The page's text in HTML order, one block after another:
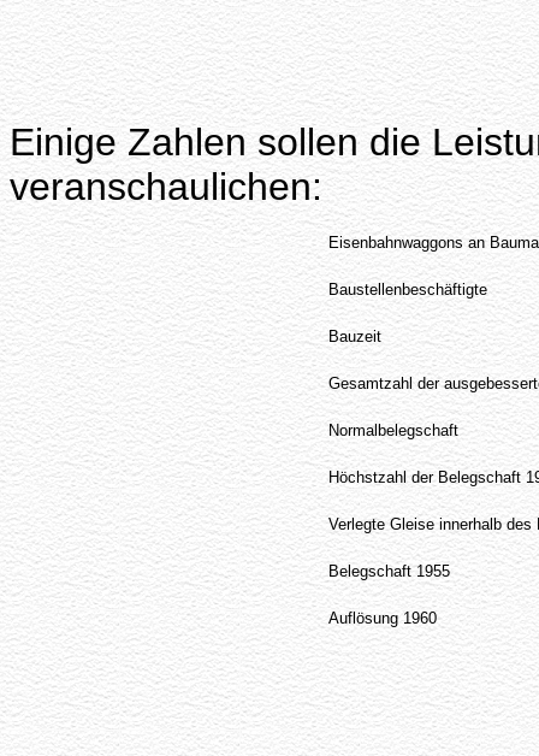
Einige Zahlen sollen die
veranschaulichen:
Eisenbahnwaggons an
Baustellenbeschäftigte
Bauzeit
Gesamtzahl der
Normalbelegschaft
Höchstzahl der Belegschaft
Verlegte Gleise innerhalb des
Belegschaft 1955
Auflösung 1960